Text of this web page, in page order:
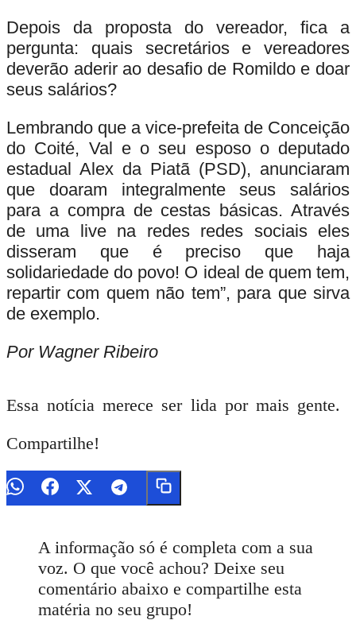
Depois da proposta do vereador, fica a
pergunta: quais secretários e vereadores
deverão aderir ao desafio de Romildo e doar
seus salários?
Lembrando que a vice-prefeita de Conceição
do Coité, Val e o seu esposo o deputado
estadual Alex da Piatã (PSD), anunciaram
que doaram integralmente seus salários
para a compra de cestas básicas. Através
de uma live na redes redes sociais eles
disseram que é preciso que haja
solidariedade do povo! O ideal de quem tem,
repartir com quem não tem”, para que sirva
de exemplo.
Por Wagner Ribeiro
Essa notícia merece ser lida por mais gente.
Compartilhe!
A informação só é completa com a sua
voz. O que você achou? Deixe seu
comentário abaixo e compartilhe esta
matéria no seu grupo!